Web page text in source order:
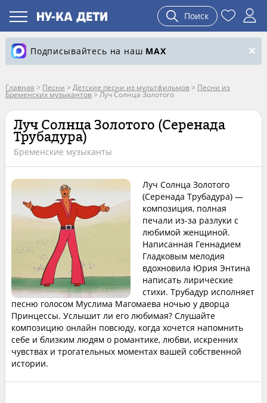
Поиск
Подписывайтесь на наш MAX
Главная > Песни > Детские песни из мультфильмов> Песни из
Бременских музыкантов>Луч Солнца Золотого
Луч Солнца Золотого (Серенада
Трубадура)
Бременские музыканты
Луч Солнца Золотого
(Серенада Трубадура) —
композиция, полная
печали из-за разлуки с
любимой женщиной.
Написанная Геннадием
Гладковым мелодия
вдохновила Юрия Энтина
написать лирические
стихи. Трубадур исполняет
песню голосом Муслима Магомаева ночью у дворца
Принцессы. Услышит ли его любимая? Слушайте
композицию онлайн повсюду, когда хочется напомнить
себе и близким людям о романтике, любви, искренних
чувствах и трогательных моментах вашей собственной
истории.